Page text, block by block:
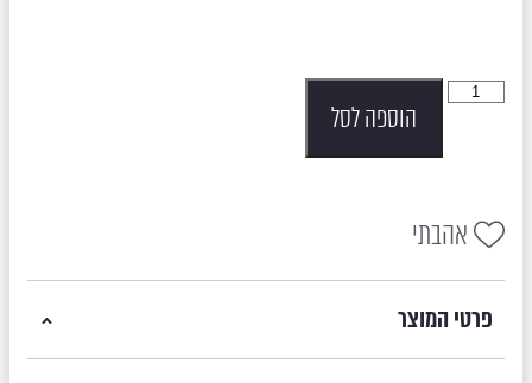
הוספה לסל
אהבתי
פרטי המוצר